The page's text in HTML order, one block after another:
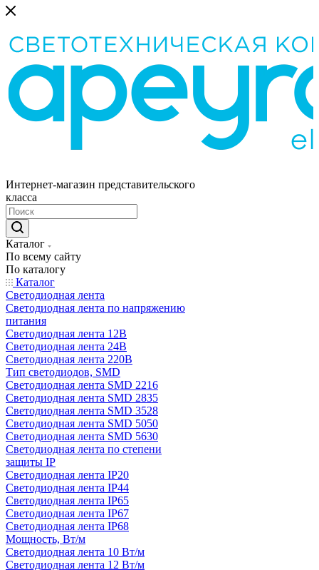
Интернет-магазин представительского
класса
Каталог
По всему сайту
По каталогу
Каталог
Светодиодная лента
Светодиодная лента по напряжению
питания
Светодиодная лента 12В
Светодиодная лента 24В
Светодиодная лента 220В
Тип светодиодов, SMD
Cветодиодная лента SMD 2216
Светодиодная лента SMD 2835
Светодиодная лента SMD 3528
Светодиодная лента SMD 5050
Светодиодная лента SMD 5630
Светодиодная лента по степени
защиты IP
Светодиодная лента IP20
Светодиодная лента IP44
Светодиодная лента IP65
Светодиодная лента IP67
Светодиодная лента IP68
Мощность, Вт/м
Светодиодная лента 10 Вт/м
Светодиодная лента 12 Вт/м